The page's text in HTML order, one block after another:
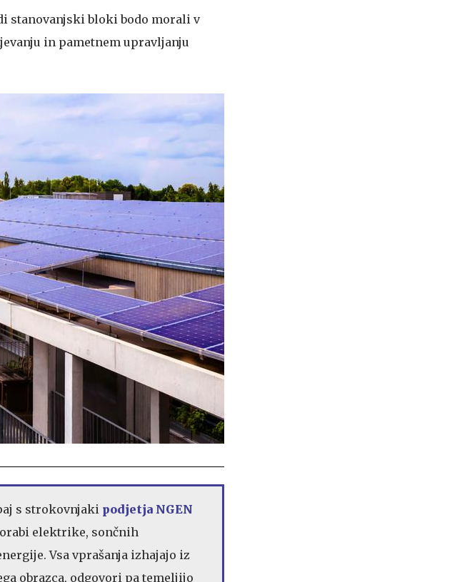
stanovanjski bloki bodo morali v
in pametnem upravljanju
s strokovnjaki podjetja NGEN
elektrike, sončnih
Vsa vprašanja izhajajo iz
obrazca, odgovori pa temeljijo